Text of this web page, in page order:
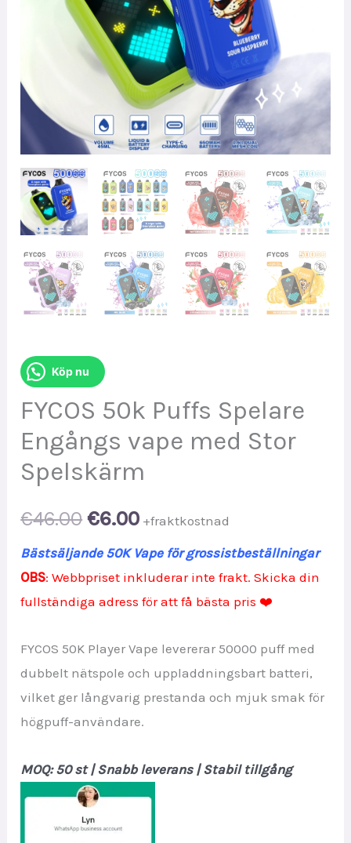
Köp nu
FYCOS 50k Puffs Spelare
Engångs vape med Stor
Spelskärm
€46.00 Original
price
was:
€6.00Current
price
+fraktkostnad
Bästsäljande 50K Vape för grossistbeställningar
OBS: Webbpriset inkluderar inte frakt. Skicka din
fullständiga adress för att få bästa pris ❤️
FYCOS 50K Player Vape levererar 50000 puff med
dubbelt nätspole och uppladdningsbart batteri,
vilket ger långvarig prestanda och mjuk smak för
högpuff-användare.
MOQ: 50 st | Snabb leverans | Stabil tillgång